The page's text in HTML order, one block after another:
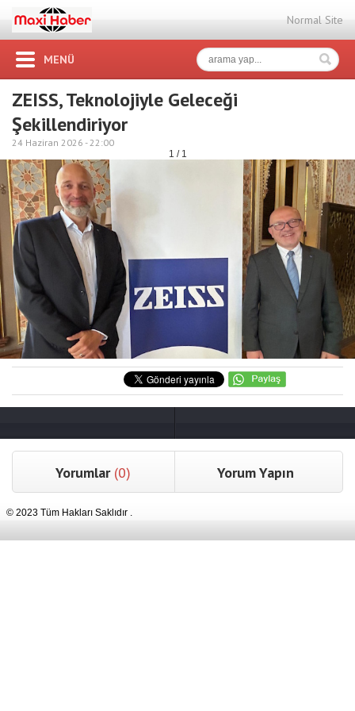
Normal Site
MENÜ
ZEISS, Teknolojiyle Geleceği
Şekillendiriyor
24 Haziran 2026 -22:00
1 / 1
Yorumlar (0) Yorum Yapın
© 2023 Tüm Hakları Saklıdır .